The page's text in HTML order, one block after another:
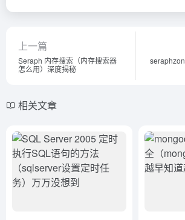
上一篇
Seraph 内存搜索（内存搜索器
怎么用）深度揭秘
相关文章